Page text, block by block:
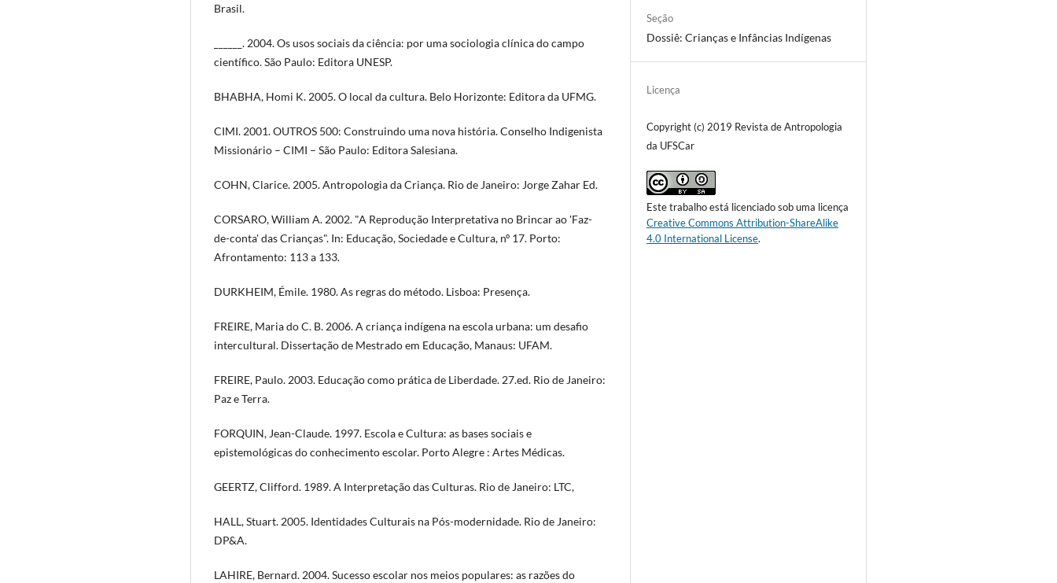
Brasil.
______. 2004. Os usos sociais da ciência: por uma sociologia clínica do campo
científico. São Paulo: Editora UNESP.
BHABHA, Homi K. 2005. O local da cultura. Belo Horizonte: Editora da UFMG.
CIMI. 2001. OUTROS 500: Construindo uma nova história. Conselho Indigenista
Missionário – CIMI – São Paulo: Editora Salesiana.
COHN, Clarice. 2005. Antropologia da Criança. Rio de Janeiro: Jorge Zahar Ed.
CORSARO, William A. 2002. "A Reprodução Interpretativa no Brincar ao 'Faz-
de-conta' das Crianças". In: Educação, Sociedade e Cultura, nº 17. Porto:
Afrontamento: 113 a 133.
DURKHEIM, Émile. 1980. As regras do método. Lisboa: Presença.
FREIRE, Maria do C. B. 2006. A criança indígena na escola urbana: um desafio
intercultural. Dissertação de Mestrado em Educação, Manaus: UFAM.
FREIRE, Paulo. 2003. Educação como prática de Liberdade. 27.ed. Rio de Janeiro:
Paz e Terra.
FORQUIN, Jean-Claude. 1997. Escola e Cultura: as bases sociais e
epistemológicas do conhecimento escolar. Porto Alegre : Artes Médicas.
GEERTZ, Clifford. 1989. A Interpretação das Culturas. Rio de Janeiro: LTC,
HALL, Stuart. 2005. Identidades Culturais na Pós-modernidade. Rio de Janeiro:
DP&A.
LAHIRE, Bernard. 2004. Sucesso escolar nos meios populares: as razões do
Seção
Dossiê: Crianças e Infâncias Indígenas
Licença
Copyright (c) 2019 Revista de Antropologia
da UFSCar
Este trabalho está licenciado sob uma licença
Creative Commons Attribution-ShareAlike
4.0 International License.